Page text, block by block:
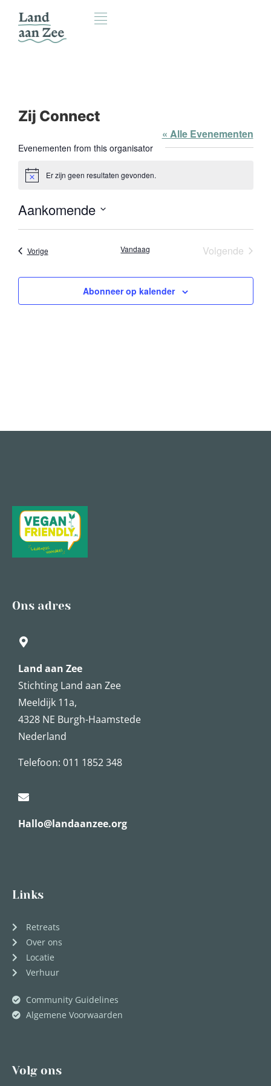
Zij Connect
« Alle Evenementen
Evenementen from this organisator
BerichtEr zijn geen resultaten gevonden.
Aankomende
een
VorigeEvenementen Vandaag Volgende
Abonneer op kalender
Ons adres
Land aan Zee
Stichting Land aan Zee
Meeldijk 11a,
4328 NE Burgh-Haamstede
Nederland
Telefoon: 011 1852 348
Hallo@landaanzee.org
Links
Retreats
Over ons
Locatie
Verhuur
Community Guidelines
Algemene Voorwaarden
Volg ons